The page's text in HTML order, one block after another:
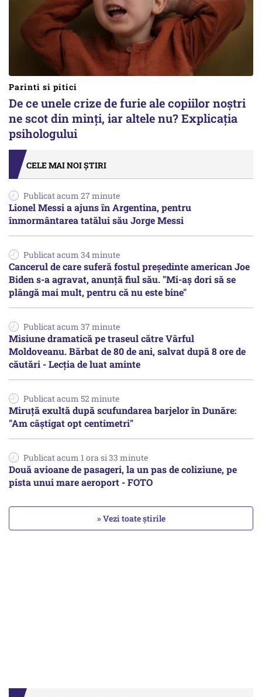
Parinti si pitici
De ce unele crize de furie ale copiilor noștri
ne scot din minți, iar altele nu? Explicația
psihologului
CELE MAI NOI ȘTIRI
Publicat acum 27 minute
Lionel Messi a ajuns în Argentina, pentru
înmormântarea tatălui său Jorge Messi
Publicat acum 34 minute
Cancerul de care suferă fostul preşedinte american Joe
Biden s-a agravat, anunță fiul său. "Mi-aș dori să se
plângă mai mult, pentru că nu este bine"
Publicat acum 37 minute
Misiune dramatică pe traseul către Vârful
Moldoveanu. Bărbat de 80 de ani, salvat după 8 ore de
căutări - Lecția de luat aminte
Publicat acum 52 minute
Miruță exultă după scufundarea barjelor în Dunăre:
"Am câștigat opt centimetri"
Publicat acum 1 ora si 33 minute
Două avioane de pasageri, la un pas de coliziune, pe
pista unui mare aeroport - FOTO
» Vezi toate știrile